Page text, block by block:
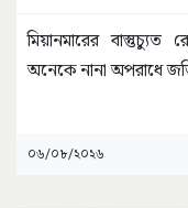
মিয়ানমারের বাস্তুচ্যুত
অনেকে নানা অপরাধে
০৬/০৮/২০২৬